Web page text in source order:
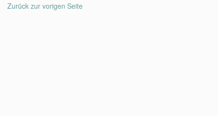
Zurück zur vorigen Seite